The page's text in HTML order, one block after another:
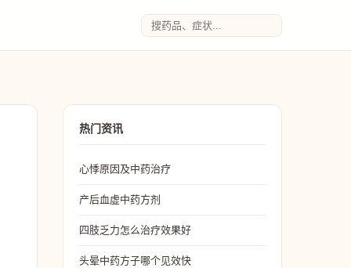
热门资讯
心悸原因及中药治疗
产后血虚中药方剂
四肢乏力怎么治疗效果好
头晕中药方子哪个见效快